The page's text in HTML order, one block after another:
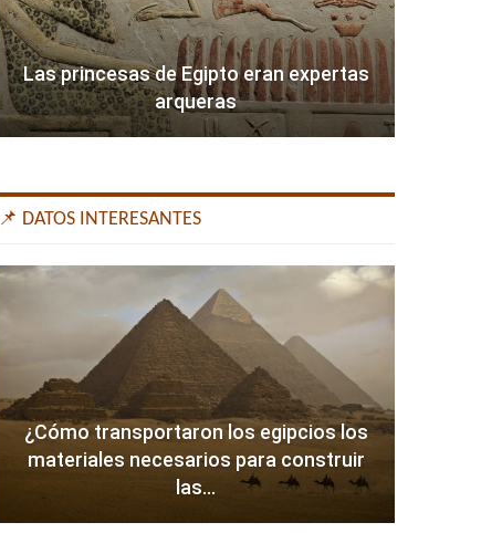
Las princesas de Egipto eran expertas
arqueras
📌 DATOS INTERESANTES
¿Cómo transportaron los egipcios los
materiales necesarios para construir
las…